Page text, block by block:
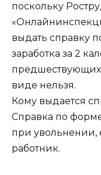
поскольку
выдать справку
заработка за 2
предшествующих
виде нельзя.
Кому выдается
Справка по
при увольнении,
работник.